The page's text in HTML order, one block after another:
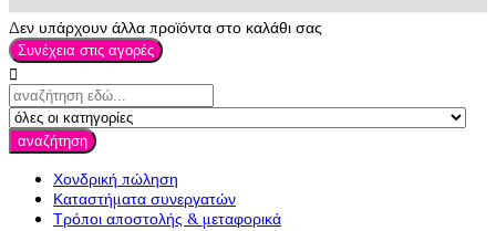
Δεν υπάρχουν άλλα προϊόντα στο καλάθι σας
Συνέχεια στις αγορές

αναζήτηση
Χονδρική πώληση
Καταστήματα συνεργατών
Τρόποι αποστολής & μεταφορικά